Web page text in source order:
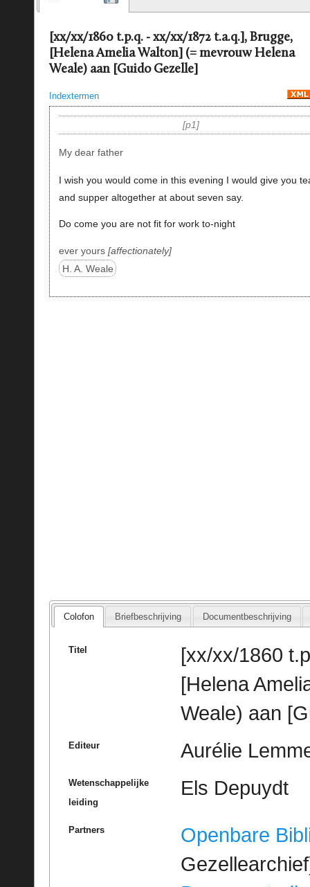
[xx/xx/1860 t.p.q. - xx/xx/1872 t.a.q.], Brugge,
[Helena Amelia Walton] (= mevrouw Helena
Weale) aan [Guido Gezelle]
Indextermen
p1
My dear father
I wish you would come in this evening I would give you
and supper altogether at about seven say.
Do come you are not fit for work to-night
ever yours affectionately
H. A. Weale
Colofon Briefbeschrijving Documentbeschrijving
Titel
[xx/xx/1860
[Helena
Weale) aan
Editeur Aurélie
Wetenschappelijke
leiding
Els Depuydt
Partners
Openbare